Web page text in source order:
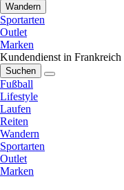
Wandern
Sportarten
Outlet
Marken
Kundendienst in Frankreich
Suchen
Fußball
Lifestyle
Laufen
Reiten
Wandern
Sportarten
Outlet
Marken